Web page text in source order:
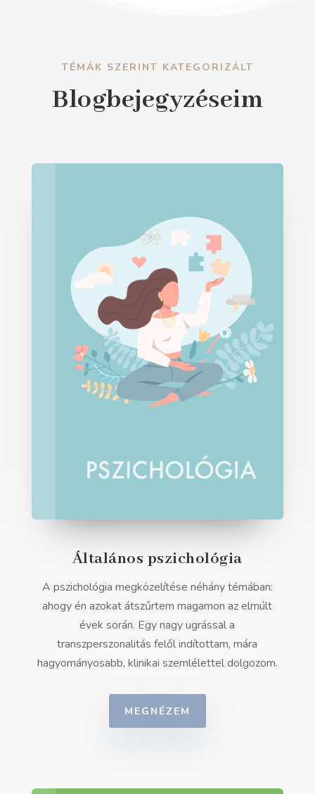
TÉMÁK SZERINT KATEGORIZÁLT
Blogbejegyzéseim
Általános pszichológia
A pszichológia megközelítése néhány témában:
ahogy én azokat átszűrtem magamon az elmúlt
évek során. Egy nagy ugrással a
transzperszonalitás felől indítottam, mára
hagyományosabb, klinikai szemlélettel dolgozom.
MEGNÉZEM